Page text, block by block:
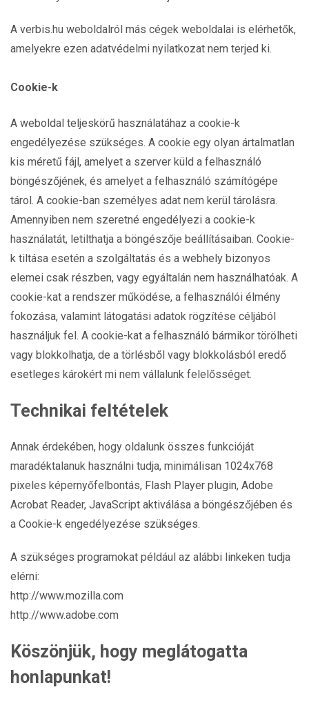
A verbis.hu weboldalról más cégek weboldalai is elérhetők,
amelyekre ezen adatvédelmi nyilatkozat nem terjed ki.
Cookie-k
A weboldal teljeskörű használatáhaz a cookie-k
engedélyezése szükséges. A cookie egy olyan ártalmatlan
kis méretű fájl, amelyet a szerver küld a felhasználó
böngészőjének, és amelyet a felhasználó számítógépe
tárol. A cookie-ban személyes adat nem kerül tárolásra.
Amennyiben nem szeretné engedélyezi a cookie-k
használatát, letilthatja a böngészője beállításaiban. Cookie-
k tiltása esetén a szolgáltatás és a webhely bizonyos
elemei csak részben, vagy egyáltalán nem használhatóak. A
cookie-kat a rendszer működése, a felhasználói élmény
fokozása, valamint látogatási adatok rögzítése céljából
használjuk fel. A cookie-kat a felhasználó bármikor törölheti
vagy blokkolhatja, de a törlésből vagy blokkolásból eredő
esetleges károkért mi nem vállalunk felelősséget.
Technikai feltételek
Annak érdekében, hogy oldalunk összes funkcióját
maradéktalanuk használni tudja, minimálisan 1024x768
pixeles képernyőfelbontás, Flash Player plugin, Adobe
Acrobat Reader, JavaScript aktiválása a böngészőjében és
a Cookie-k engedélyezése szükséges.
A szükséges programokat például az alábbi linkeken tudja
elérni:
http://www.mozilla.com
http://www.adobe.com
Köszönjük, hogy meglátogatta
honlapunkat!